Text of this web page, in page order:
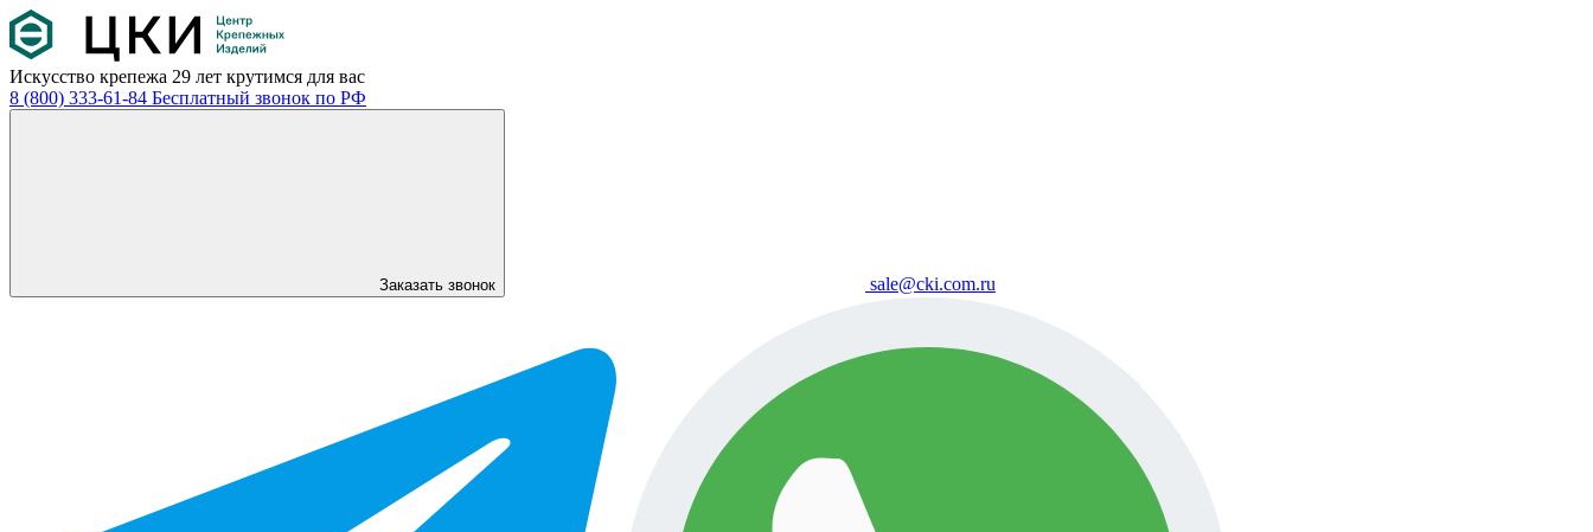
Искусство крепежа 29 лет крутимся для вас
8 (800) 333-61-84 Бесплатный звонок по РФ
Заказать звонок sale@cki.com.ru